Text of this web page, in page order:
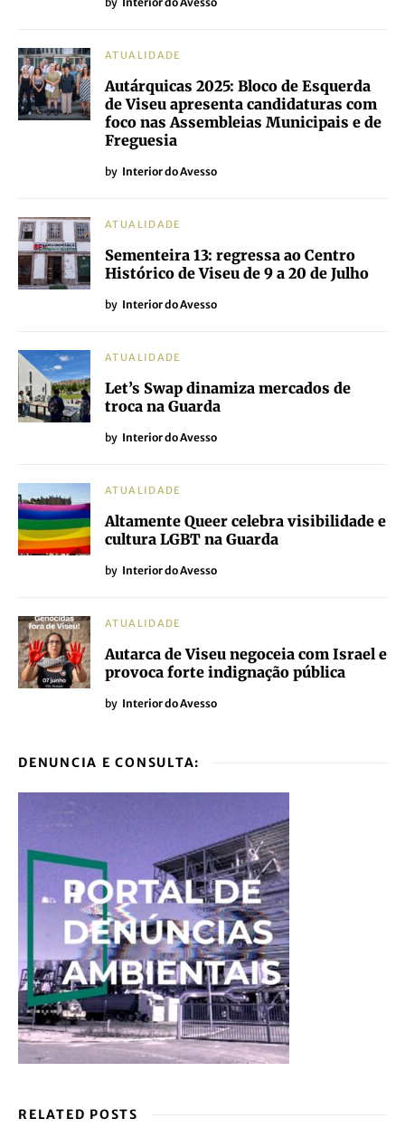
ATUALIDADE
Autárquicas 2025: Bloco de Esquerda
de Viseu apresenta candidaturas com
foco nas Assembleias Municipais e de
Freguesia
by Interior do Avesso
ATUALIDADE
Sementeira 13: regressa ao Centro
Histórico de Viseu de 9 a 20 de Julho
by Interior do Avesso
ATUALIDADE
Let’s Swap dinamiza mercados de
troca na Guarda
by Interior do Avesso
ATUALIDADE
Altamente Queer celebra visibilidade e
cultura LGBT na Guarda
by Interior do Avesso
ATUALIDADE
Autarca de Viseu negoceia com Israel e
provoca forte indignação pública
by Interior do Avesso
DENUNCIA E CONSULTA:
RELATED POSTS